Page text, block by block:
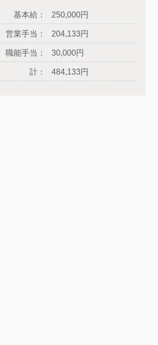
基本給： 250,000円
営業手当： 204,133円
職能手当： 30,000円
計： 484,133円